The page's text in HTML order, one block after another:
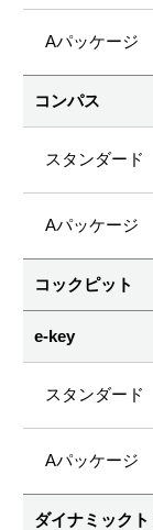
コンパス
コックピット
e-key
ダイナミック